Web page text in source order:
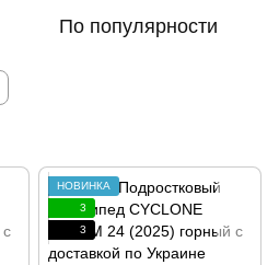
По популярности
НОВИНКА
3
3